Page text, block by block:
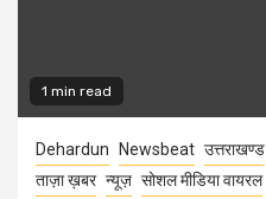
1 min read
Dehardun Newsbeat उत्तराखण्ड
ताज़ा ख़बर न्यूज़ सोशल मीडिया वायरल